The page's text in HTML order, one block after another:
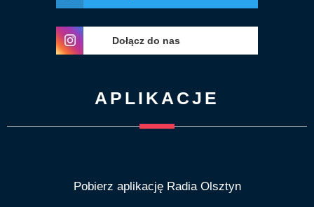
Dołącz do nas
APLIKACJE
Pobierz aplikację Radia Olsztyn